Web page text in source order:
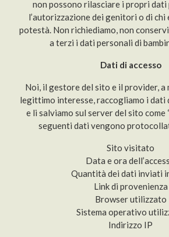
non possono rilasciare i propri dati
l’autorizzazione dei genitori o di
potestà. Non richiediamo, non
a terzi i dati personali di
Dati di accesso
Noi, il gestore del sito e il provider,
legittimo interesse, raccogliamo i dati
e li salviamo sul server del sito come
seguenti dati vengono
Sito visitato
Data e ora
Quantità dei dati inviati
Link di provenienza
Browser utilizzato
Sistema operativo
Indirizzo IP